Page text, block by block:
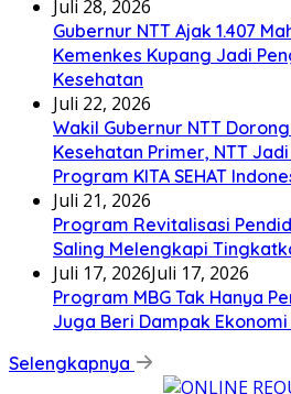
Juli 28, 2026
Gubernur NTT Ajak 1.407
Kemenkes Kupang Jadi
Kesehatan
Juli 22, 2026
Wakil Gubernur NTT
Kesehatan Primer, NTT
Program KITA SEHAT
Juli 21, 2026
Program Revitalisasi
Saling Melengkapi
Juli 17, 2026Juli 17, 2026
Program MBG Tak Hanya
Juga Beri Dampak
Selengkapnya